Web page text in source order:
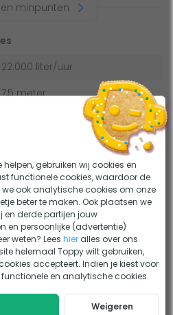
Op het display wordt
tussen de 70 en 200 watt. Zo
in het verbruik van deze
de opstelling kiezen die het
pomp is namelijk zowel
in de vijver als buiten de vijver.
daarom is het wel
de waterspiegel te plaatsen.
een droogloopbeveiliging. Als
minpunten
22.000 liter/uur
7,5 meter
In de vijver, Buiten de vijver
onder waterniveau
110 m3
66 m3
specificaties
helpen, gebruiken wij cookies en
functionele cookies, waardoor de
ook analytische cookies om onze
beter te maken. Ook plaatsen we
en derde partijen jouw
en persoonlijke (advertentie)
weten? Leeshier alles over ons
helemaal Toppy wilt gebruiken,
accepteert. Indien je kiest voor
en analytische cookies.
Weigeren